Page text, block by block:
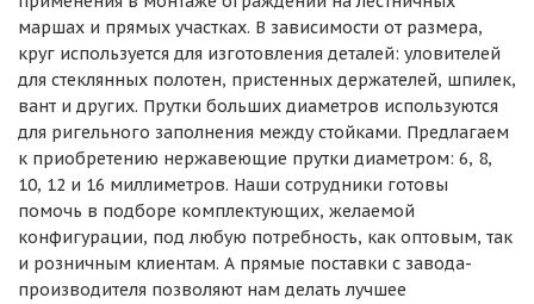
маршах и прямых участках. В зависимости от размера,
круг используется для изготовления деталей: уловителей
для стеклянных полотен, пристенных держателей, шпилек,
вант и других. Прутки больших диаметров используются
для ригельного заполнения между стойками. Предлагаем
к приобретению нержавеющие прутки диаметром: 6, 8,
10, 12 и 16 миллиметров. Наши сотрудники готовы
помочь в подборе комплектующих, желаемой
конфигурации, под любую потребность, как оптовым, так
и розничным клиентам. А прямые поставки с завода-
производителя позволяют нам делать лучшее